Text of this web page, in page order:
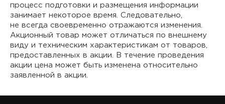
процесс подготовки и размещения информации
занимает некоторое время. Следовательно,
не всегда своевременно отражаются изменения.
Акционный товар может отличаться по внешнему
виду и техническим характеристикам от товаров,
предоставленных в акции. В течение проведения
акции цена может быть изменена относительно
заявленной в акции.